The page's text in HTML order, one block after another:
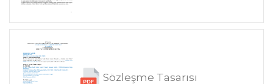
Sözleşme Tasarısı